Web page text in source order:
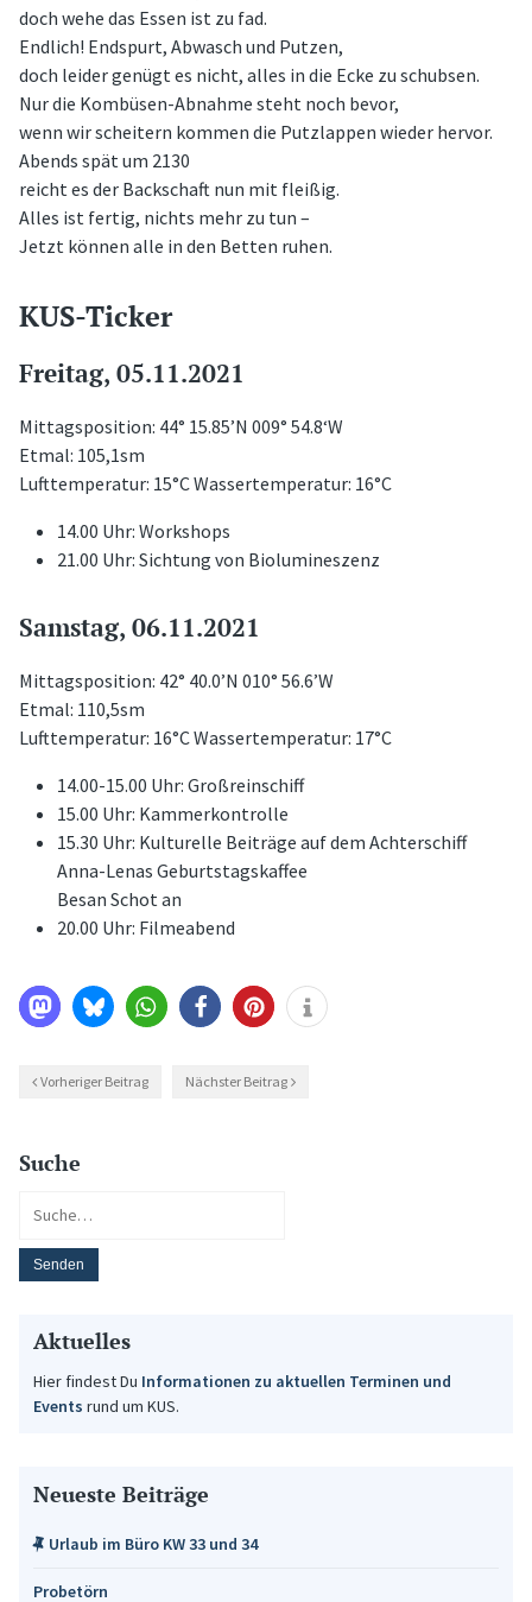
doch wehe das Essen ist zu fad.
Endlich! Endspurt, Abwasch und Putzen,
doch leider genügt es nicht, alles in die Ecke zu schubsen.
Nur die Kombüsen-Abnahme steht noch bevor,
wenn wir scheitern kommen die Putzlappen wieder hervor.
Abends spät um 2130
reicht es der Backschaft nun mit fleißig.
Alles ist fertig, nichts mehr zu tun –
Jetzt können alle in den Betten ruhen.
KUS-Ticker
Freitag, 05.11.2021
Mittagsposition: 44° 15.85’N 009° 54.8‘W
Etmal: 105,1sm
Lufttemperatur: 15°C Wassertemperatur: 16°C
14.00 Uhr: Workshops
21.00 Uhr: Sichtung von Biolumineszenz
Samstag, 06.11.2021
Mittagsposition: 42° 40.0’N 010° 56.6’W
Etmal: 110,5sm
Lufttemperatur: 16°C Wassertemperatur: 17°C
14.00-15.00 Uhr: Großreinschiff
15.00 Uhr: Kammerkontrolle
15.30 Uhr: Kulturelle Beiträge auf dem Achterschiff
Anna-Lenas Geburtstagskaffee
Besan Schot an
20.00 Uhr: Filmeabend
Vorheriger Beitrag Nächster Beitrag
Suche
Aktuelles
Hier findest Du Informationen zu aktuellen Terminen und
Events rund um KUS.
Neueste Beiträge
Urlaub im Büro KW 33 und 34
Probetörn